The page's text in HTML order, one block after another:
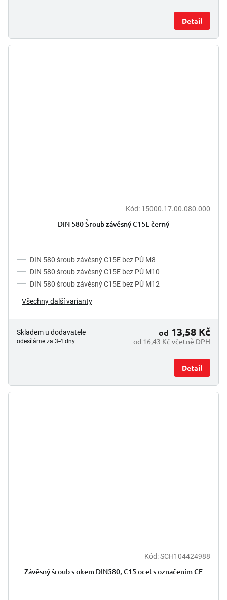
Detail
Kód: 15000.17.00.080.000
DIN 580 Šroub závěsný C15E černý
DIN 580 šroub závěsný C15E bez PÚ M8
DIN 580 šroub závěsný C15E bez PÚ M10
DIN 580 šroub závěsný C15E bez PÚ M12
Všechny další varianty
Skladem u dodavatele
odesíláme za 3-4 dny od 16,43 Kč včetně DPH
od 13,58 Kč
Detail
Kód:SCH104424988
Závěsný šroub s okem DIN580, C15 ocel s označením CE